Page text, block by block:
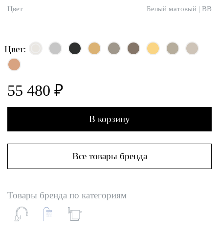
Цвет Белый матовый | BB
Цвет:
55 480 ₽
В корзину
Все товары бренда
Товары бренда по категориям